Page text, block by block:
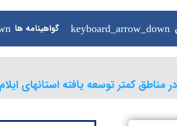
گواهینامه ها
کمتر توسعه یافته استانهای